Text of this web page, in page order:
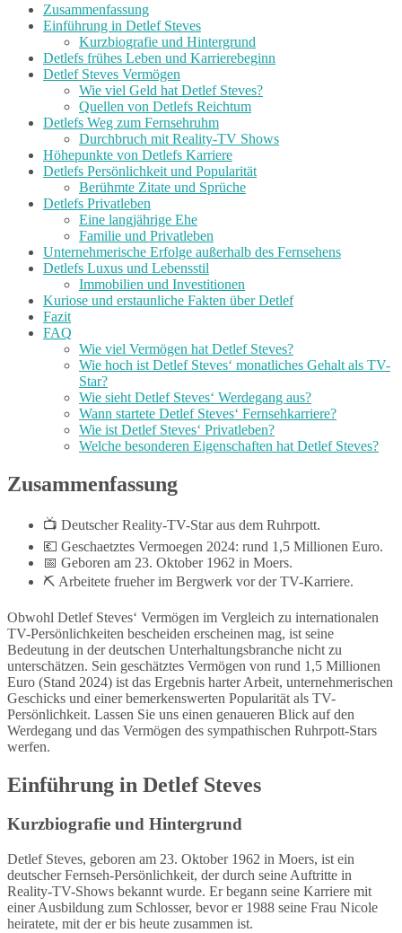
Zusammenfassung
Einführung in Detlef Steves
Kurzbiografie und Hintergrund
Detlefs frühes Leben und Karrierebeginn
Detlef Steves Vermögen
Wie viel Geld hat Detlef Steves?
Quellen von Detlefs Reichtum
Detlefs Weg zum Fernsehruhm
Durchbruch mit Reality-TV Shows
Höhepunkte von Detlefs Karriere
Detlefs Persönlichkeit und Popularität
Berühmte Zitate und Sprüche
Detlefs Privatleben
Eine langjährige Ehe
Familie und Privatleben
Unternehmerische Erfolge außerhalb des Fernsehens
Detlefs Luxus und Lebensstil
Immobilien und Investitionen
Kuriose und erstaunliche Fakten über Detlef
Fazit
FAQ
Wie viel Vermögen hat Detlef Steves?
Wie hoch ist Detlef Steves‘ monatliches Gehalt als TV-
Star?
Wie sieht Detlef Steves‘ Werdegang aus?
Wann startete Detlef Steves‘ Fernsehkarriere?
Wie ist Detlef Steves‘ Privatleben?
Welche besonderen Eigenschaften hat Detlef Steves?
Zusammenfassung
📺 Deutscher Reality-TV-Star aus dem Ruhrpott.
💶 Geschaetztes Vermoegen 2024: rund 1,5 Millionen Euro.
📅 Geboren am 23. Oktober 1962 in Moers.
⛏️ Arbeitete frueher im Bergwerk vor der TV-Karriere.
Obwohl Detlef Steves‘ Vermögen im Vergleich zu internationalen
TV-Persönlichkeiten bescheiden erscheinen mag, ist seine
Bedeutung in der deutschen Unterhaltungsbranche nicht zu
unterschätzen. Sein geschätztes Vermögen von rund 1,5 Millionen
Euro (Stand 2024) ist das Ergebnis harter Arbeit, unternehmerischen
Geschicks und einer bemerkenswerten Popularität als TV-
Persönlichkeit. Lassen Sie uns einen genaueren Blick auf den
Werdegang und das Vermögen des sympathischen Ruhrpott-Stars
werfen.
Einführung in Detlef Steves
Kurzbiografie und Hintergrund
Detlef Steves, geboren am 23. Oktober 1962 in Moers, ist ein
deutscher Fernseh-Persönlichkeit, der durch seine Auftritte in
Reality-TV-Shows bekannt wurde. Er begann seine Karriere mit
einer Ausbildung zum Schlosser, bevor er 1988 seine Frau Nicole
heiratete, mit der er bis heute zusammen ist.